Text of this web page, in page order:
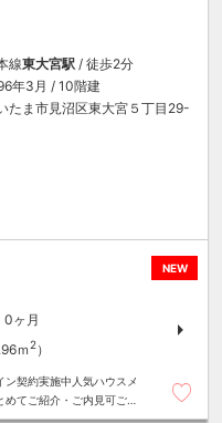
線東大宮駅 / 徒歩2分
年3月 / 10階建
たま市見沼区東大宮５丁目29-
NEW
0ヶ月
ｍ 2）
契約実施中人気ハウスメ
てご紹介・ご内見可ご予